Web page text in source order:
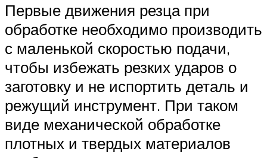
Первые движения резца при
обработке необходимо производить
с маленькой скоростью подачи,
чтобы избежать резких ударов о
заготовку и не испортить деталь и
режущий инструмент. При таком
виде механической обработке
плотных и твердых материалов